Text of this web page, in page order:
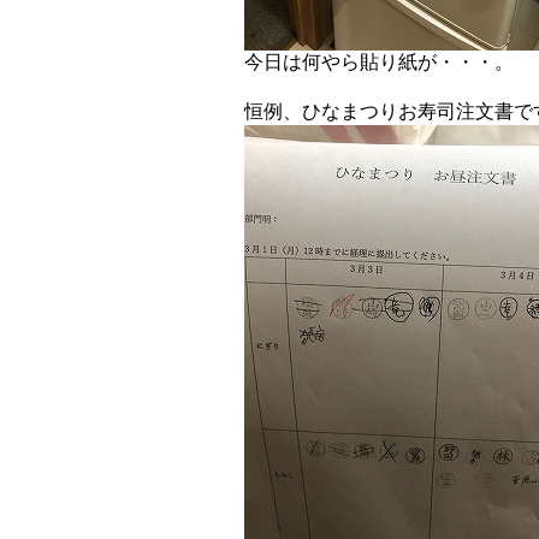
今日は何やら貼り紙が・・・。
恒例、ひなまつりお寿司注文書で